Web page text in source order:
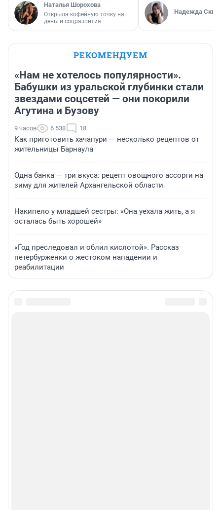
Наталья Шорохова
Открыла кофейную точку на
деньги соцразвития
Надежда
РЕКОМЕНДУЕМ
«Нам не хотелось популярности».
Бабушки из уральской глубинки стали
звездами соцсетей — они покорили
Агутина и Бузову
9 часов 6 538 18
Как приготовить хачапури — несколько рецептов от
жительницы Барнаула
Одна банка — три вкуса: рецепт овощного ассорти на
зиму для жителей Архангельской области
Накипело у младшей сестры: «Она уехала жить, а я
осталась быть хорошей»
«Год преследовал и облил кислотой». Рассказ
петербурженки о жестоком нападении и
реабилитации